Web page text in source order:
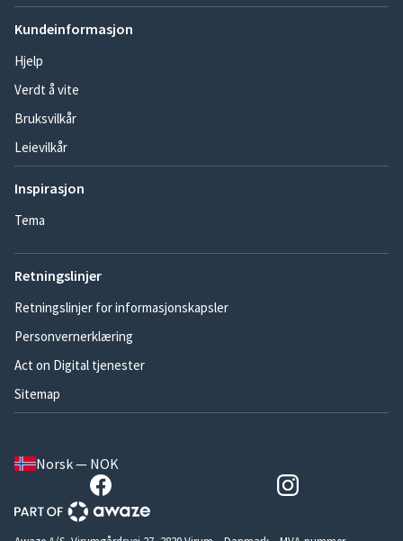
Kundeinformasjon
Hjelp
Verdt å vite
Bruksvilkår
Leievilkår
Inspirasjon
Tema
Retningslinjer
Retningslinjer for informasjonskapsler
Personvernerklæring
Act on Digital tjenester
Sitemap
Norsk — NOK